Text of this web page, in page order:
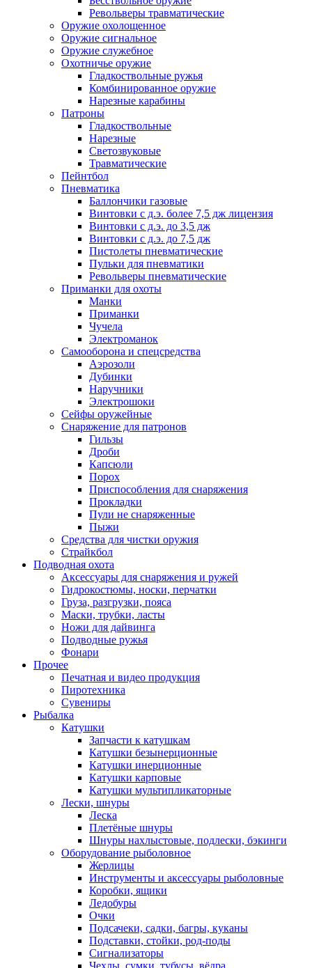
Револьверы травматические
Оружие охолощенное
Оружие сигнальное
Оружие служебное
Охотничье оружие
Гладкоствольные ружья
Комбинированное оружие
Нарезные карабины
Патроны
Гладкоствольные
Нарезные
Светозвуковые
Травматические
Пейнтбол
Пневматика
Баллончики газовые
Винтовки с д.э. более 7,5 дж лицензия
Винтовки с д.э. до 3,5 дж
Винтовки с д.э. до 7,5 дж
Пистолеты пневматические
Пульки для пневматики
Револьверы пневматические
Приманки для охоты
Манки
Приманки
Чучела
Электроманок
Самооборона и спецсредства
Аэрозоли
Дубинки
Наручники
Электрошоки
Сейфы оружейные
Снаряжение для патронов
Гильзы
Дроби
Капсюли
Порох
Приспособления для снаряжения
Прокладки
Пули не снаряженные
Пыжи
Средства для чистки оружия
Страйкбол
Подводная охота
Аксессуары для снаряжения и ружей
Гидрокостюмы, носки, перчатки
Груза, разгрузки, пояса
Маски, трубки, ласты
Ножи для дайвинга
Подводные ружья
Фонари
Прочее
Печатная и видео продукция
Пиротехника
Сувениры
Рыбалка
Катушки
Запчасти к катушкам
Катушки безынерционные
Катушки инерционные
Катушки карповые
Катушки мультипликаторные
Лески, шнуры
Леска
Плетёные шнуры
Шнуры нахлыстовые, подлески, бэкинги
Оборудование рыболовное
Жерлицы
Инструменты и аксессуары рыболовные
Коробки, ящики
Ледобуры
Очки
Подсачеки, садки, багры, куканы
Подставки, стойки, род-поды
Сигнализаторы
Чехлы, сумки, тубусы, вёдра